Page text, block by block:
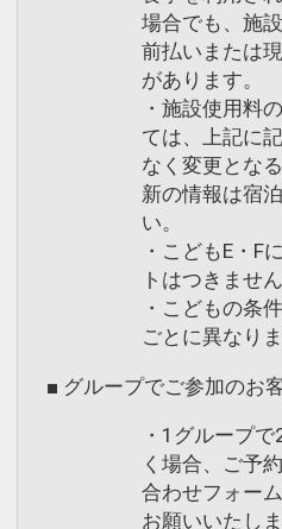
場合でも、施
前払いまたは
があります。
・施設使用料
ては、上記に
なく変更とな
新の情報は宿
い。
・こどもE・F
トはつきません
・こどもの条
ごとに異なりま
■ グループでご参加のお
・1グループ
く場合、ご予
合わせフォー
お願いいたしま